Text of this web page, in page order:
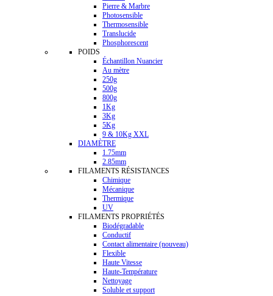
Pierre & Marbre
Photosensible
Thermosensible
Translucide
Phosphorescent
POIDS
Échantillon Nuancier
Au mètre
250g
500g
800g
1Kg
3Kg
5Kg
9 & 10Kg XXL
DIAMÈTRE
1.75mm
2.85mm
FILAMENTS RÉSISTANCES
Chimique
Mécanique
Thermique
UV
FILAMENTS PROPRIÉTÉS
Biodégradable
Conductif
Contact alimentaire (nouveau)
Flexible
Haute Vitesse
Haute-Température
Nettoyage
Soluble et support